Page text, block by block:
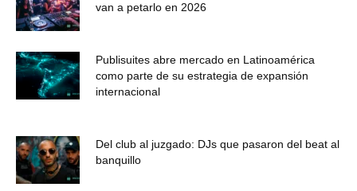
van a petarlo en 2026
Publisuites abre mercado en Latinoamérica
como parte de su estrategia de expansión
internacional
Del club al juzgado: DJs que pasaron del beat al
banquillo